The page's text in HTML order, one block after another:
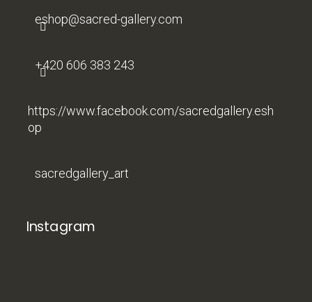
eshop@sacred-gallery.com
+420 606 383 243
https://www.facebook.com/sacredgallery.esh
op
sacredgallery_art
Instagram